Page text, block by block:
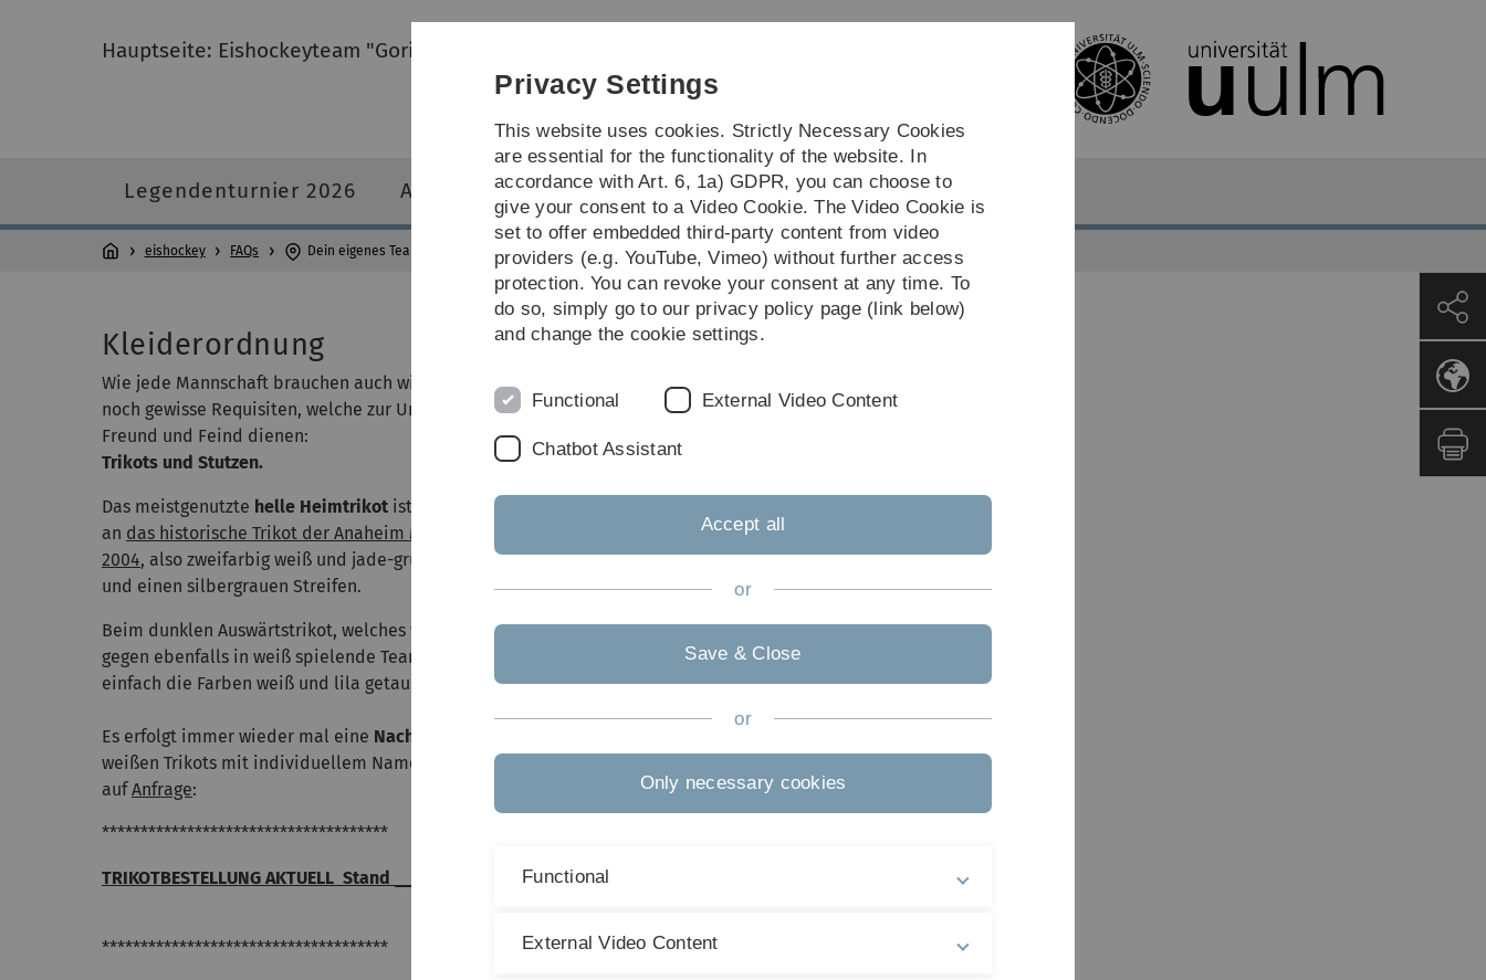
Skip
Skip
Skip
Skip
Hauptseite: Eishockeyteam "Gorillas" Universität Ulm
Legendenturnier 2026 Aktuelles und Termine Berichte ...
eishockey FAQs Dein eigenes Team-Trikot
Kleiderordnung
Wie jede Mannschaft brauchen auch wir im Wettkampf
noch gewisse Requisiten, welche zur Unterscheidung von
Freund und Feind dienen:
Trikots und Stutzen.
Das meistgenutzte helle Heimtrikot ist farblich angelehnt
an das historische Trikot der Anaheim Mighty Ducks 1993–
2004, also zweifarbig weiß und jade-grün mit je einen lila
und einen silbergrauen Streifen.
Beim dunklen Auswärtstrikot, welches wir wirklich nur
gegen ebenfalls in weiß spielende Teams tragen, sind
einfach die Farben weiß und lila getauscht.
Es erfolgt immer wieder mal eine Nachbestellung
weißen Trikots mit individuellem Namen und Nummern
aufAnfrage:
*************************************
TRIKOTBESTELLUNG AKTUELL Stand _______:
*************************************
Privacy Settings
This website uses cookies. Strictly Necessary Cookies
are essential for the functionality of the website. In
accordance with Art. 6, 1a) GDPR, you can choose to
give your consent to a Video Cookie. The Video Cookie is
set to offer embedded third-party content from video
providers (e.g. YouTube, Vimeo) without further access
protection. You can revoke your consent at any time. To
do so, simply go to our privacy policy page (link below)
and change the cookie settings.
Functional External Video Content
Chatbot Assistant
Accept all
or
Save & Close
or
Only necessary cookies
Functional
External Video Content